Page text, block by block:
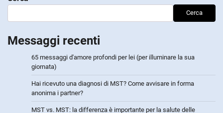
Cerca
Messaggi recenti
65 messaggi d'amore profondi per lei (per illuminare la sua
giornata)
Hai ricevuto una diagnosi di MST? Come avvisare in forma
anonima i partner?
MST vs. MST: la differenza è importante per la salute delle